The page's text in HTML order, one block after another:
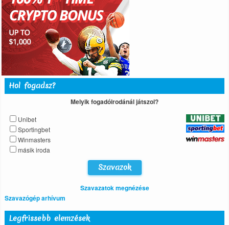
Hol fogadsz?
Melyik fogadóirodánál játszol?
Unibet
Sportingbet
Winmasters
másik iroda
Szavazatok megnézése
Szavazógép arhívum
Legfrissebb elemzések